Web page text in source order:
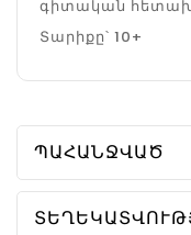
գիտական
Տարիքը՝ 10+
ՊԱՀԱՆՋՎԱԾ